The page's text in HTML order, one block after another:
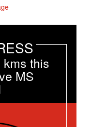
kms this
MS